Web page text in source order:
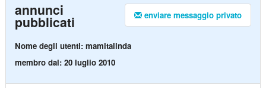
enviare messaggio privato
annunci
pubblicati
Nome degli utenti: mamitalinda
membro dal: 20 luglio 2010